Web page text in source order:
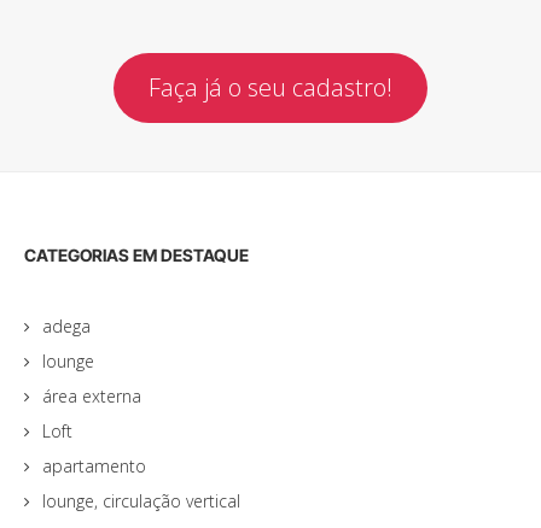
Faça já o seu cadastro!
CATEGORIAS EM DESTAQUE
adega
lounge
área externa
Loft
apartamento
lounge, circulação vertical